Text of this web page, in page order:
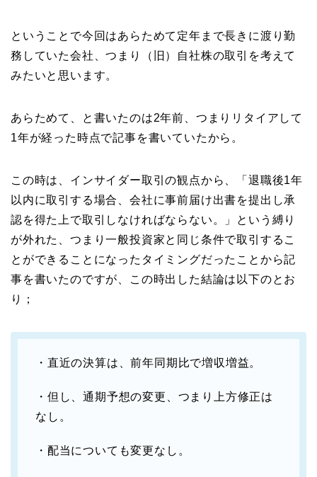
ということで今回はあらためて定年まで長きに渡り勤
務していた会社、つまり（旧）自社株の取引を考えて
みたいと思います。
あらためて、と書いたのは2年前、つまりリタイアして
1年が経った時点で記事を書いていたから。
この時は、インサイダー取引の観点から、「退職後1年
以内に取引する場合、会社に事前届け出書を提出し承
認を得た上で取引しなければならない。」という縛り
が外れた、つまり一般投資家と同じ条件で取引するこ
とができることになったタイミングだったことから記
事を書いたのですが、この時出した結論は以下のとお
り；
・直近の決算は、前年同期比で増収増益。
・但し、通期予想の変更、つまり上方修正は
なし。
・配当についても変更なし。